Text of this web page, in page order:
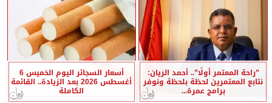
”راحة المعتمر أولًا”.. أحمد الريان:
نتابع المعتمرين لحظة بلحظة ونوفر
برامج عمرة...
أسعار السجائر اليوم الخميس 6
أغسطس 2026 بعد الزيادة.. القائمة
الكاملة